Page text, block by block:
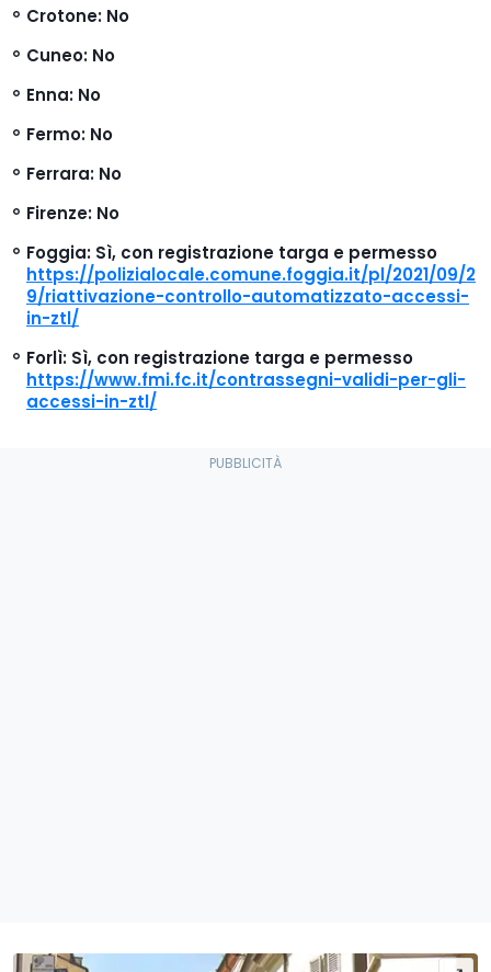
Crotone: No
Cuneo: No
Enna: No
Fermo: No
Ferrara: No
Firenze: No
Foggia: Sì, con registrazione targa e permesso
https://polizialocale.comune.foggia.it/pl/2021/09/2
9/riattivazione-controllo-automatizzato-accessi-
in-ztl/
Forlì: Sì, con registrazione targa e permesso
https://www.fmi.fc.it/contrassegni-validi-per-gli-
accessi-in-ztl/